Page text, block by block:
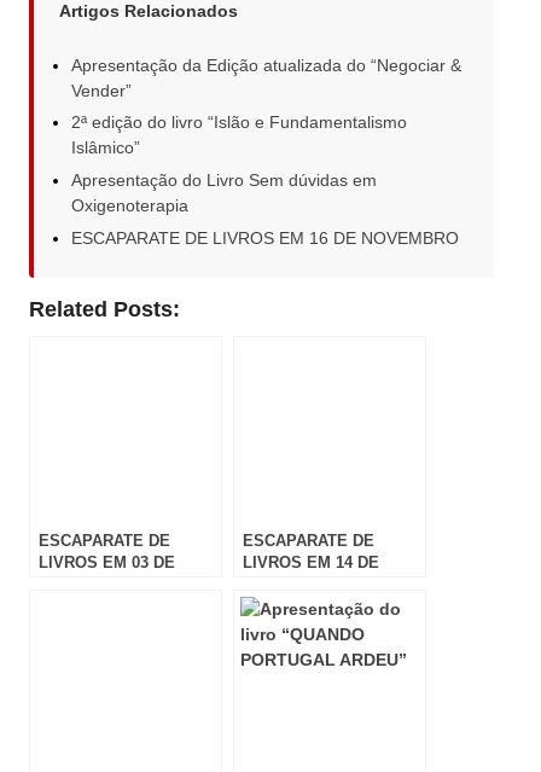
Artigos Relacionados
Apresentação da Edição atualizada do “Negociar &
Vender”
2ª edição do livro “Islão e Fundamentalismo
Islâmico”
Apresentação do Livro Sem dúvidas em
Oxigenoterapia
ESCAPARATE DE LIVROS EM 16 DE NOVEMBRO
Related Posts:
ESCAPARATE DE
LIVROS EM 03 DE
ESCAPARATE DE
LIVROS EM 14 DE